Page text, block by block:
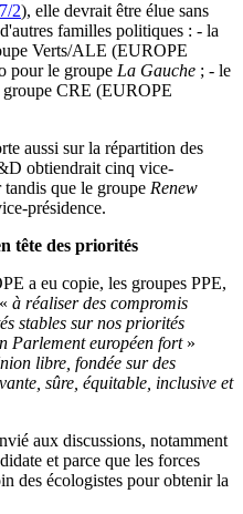
2), elle devrait être élue sans
familles politiques : - la
Verts/ALE (EUROPE
pour le groupe La Gauche ; - le
CRE (EUROPE
aussi sur la répartition des
obtiendrait cinq vice-
tandis que le groupe Renew
présidence.
tête des priorités
a eu copie, les groupes PPE,
à réaliser des compromis
stables sur nos priorités
Parlement européen fort »
libre, fondée sur des
sûre, équitable, inclusive et
aux discussions, notamment
et parce que les forces
des écologistes pour obtenir la